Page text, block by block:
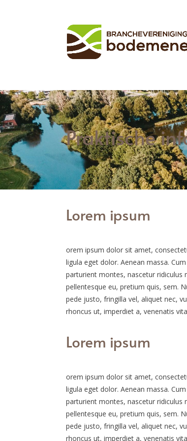
Praktische
Lorem ipsum
orem ipsum dolor sit amet,
ligula eget dolor. Aenean massa.
parturient montes, nascetur ridiculus
pellentesque eu, pretium quis, sem.
pede justo, fringilla vel, aliquet nec,
rhoncus ut, imperdiet a, venenatis
Lorem ipsum
orem ipsum dolor sit amet,
ligula eget dolor. Aenean massa.
parturient montes, nascetur ridiculus
pellentesque eu, pretium quis, sem.
pede justo, fringilla vel, aliquet nec,
rhoncus ut, imperdiet a, venenatis